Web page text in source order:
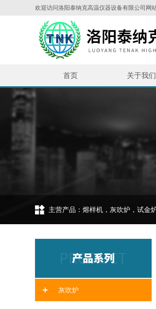
欢迎访问洛阳泰纳克高温仪器设备有限公司网
首页 关于我们
主营产品：熔样机，灰吹炉，试金
灰吹炉